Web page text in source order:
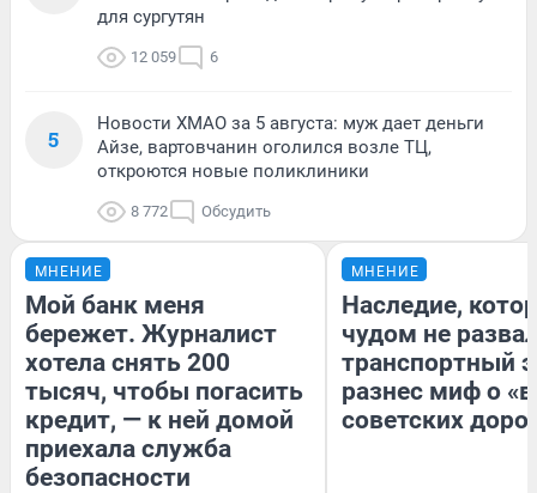
для сургутян
12 059 6
5
Новости ХМАО за 5 августа: муж дает деньги
Айзе, вартовчанин оголился возле ТЦ,
откроются новые поликлиники
8 772 Обсудить
МНЕНИЕ
Мой банк меня
бережет. Журналист
хотела снять 200
тысяч, чтобы погасить
кредит, — к ней домой
приехала служба
безопасности
МНЕНИЕ
Наследие,
чудом не
транспортный
разнес миф о
советских